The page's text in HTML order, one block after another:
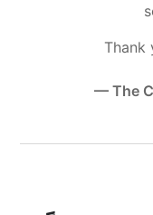
Thank
— The